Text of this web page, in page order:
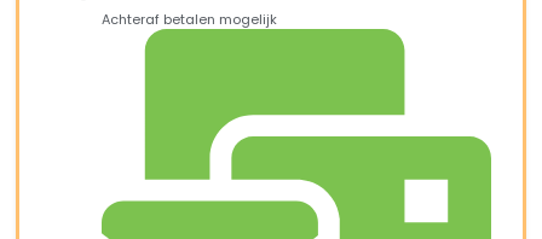
Achteraf betalen mogelijk